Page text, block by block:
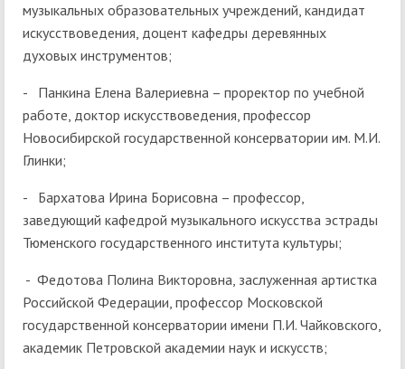
музыкальных образовательных учреждений, кандидат
искусствоведения, доцент кафедры деревянных
духовых инструментов;
- Панкина Елена Валериевна – проректор по учебной
работе, доктор искусствоведения, профессор
Новосибирской государственной консерватории им. М.И.
Глинки;
- Бархатова Ирина Борисовна – профессор,
заведующий кафедрой музыкального искусства эстрады
Тюменского государственного института культуры;
- Федотова Полина Викторовна, заслуженная артистка
Российской Федерации, профессор Московской
государственной консерватории имени П.И. Чайковского,
академик Петровской академии наук и искусств;